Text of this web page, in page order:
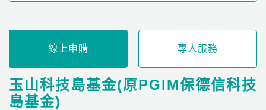
專人服務
線上申購
玉山科技島基金(原PGIM保德信科技
島基金)